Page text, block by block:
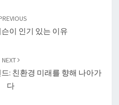
이 인기 있는 이유
NEXT
: 친환경 미래를 향해 나아가
다